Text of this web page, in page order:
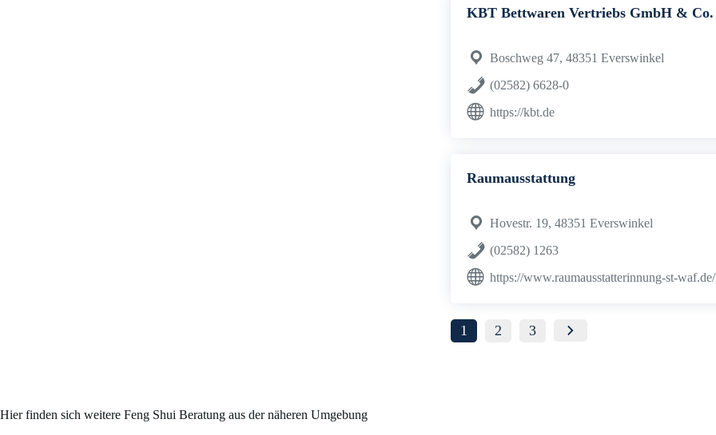
KBT Bettwaren Vertriebs GmbH &
Boschweg 47, 48351 Everswinkel
(02582) 6628-0
https://kbt.de
Raumausstattung
Hovestr. 19, 48351 Everswinkel
(02582) 1263
https://www.raumausstatterinnung-st-
1 2 3
Hier finden sich weitere Feng Shui Beratung aus der näheren Umgebung